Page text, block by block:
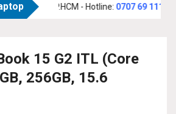
Tân Sơn, TP.HCM - Hotline:0707 69 1111
15 G2 ITL (Core
256GB, 15.6